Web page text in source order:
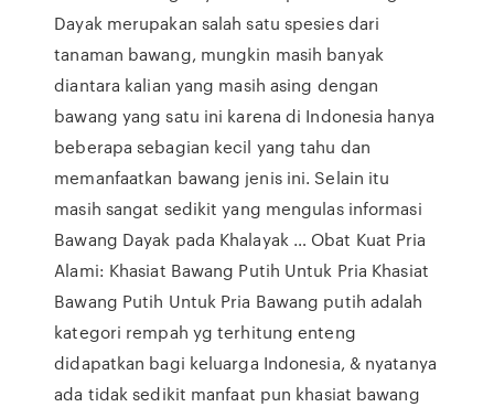
Dayak merupakan salah satu spesies dari
tanaman bawang, mungkin masih banyak
diantara kalian yang masih asing dengan
bawang yang satu ini karena di Indonesia hanya
beberapa sebagian kecil yang tahu dan
memanfaatkan bawang jenis ini. Selain itu
masih sangat sedikit yang mengulas informasi
Bawang Dayak pada Khalayak … Obat Kuat Pria
Alami: Khasiat Bawang Putih Untuk Pria Khasiat
Bawang Putih Untuk Pria Bawang putih adalah
kategori rempah yg terhitung enteng
didapatkan bagi keluarga Indonesia, & nyatanya
ada tidak sedikit manfaat pun khasiat bawang